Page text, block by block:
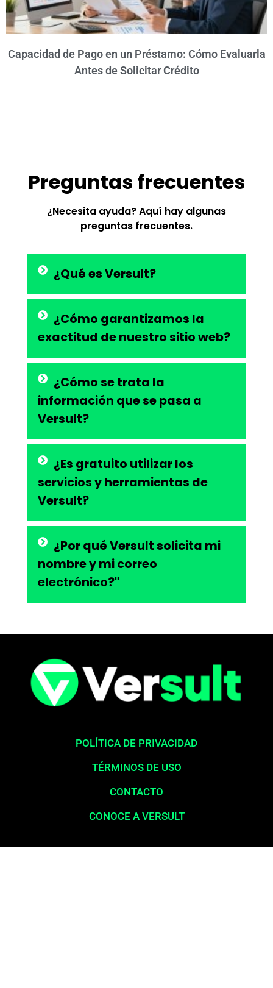
Capacidad de Pago en un Préstamo: Cómo Evaluarla
Antes de Solicitar Crédito
Preguntas frecuentes
¿Necesita ayuda? Aquí hay algunas
preguntas frecuentes.
¿Qué es Versult?
¿Cómo garantizamos la
exactitud de nuestro sitio web?
¿Cómo se trata la
información que se pasa a
Versult?
¿Es gratuito utilizar los
servicios y herramientas de
Versult?
¿Por qué Versult solicita mi
nombre y mi correo
electrónico?"
POLÍTICA DE PRIVACIDAD
TÉRMINOS DE USO
CONTACTO
CONOCE A VERSULT